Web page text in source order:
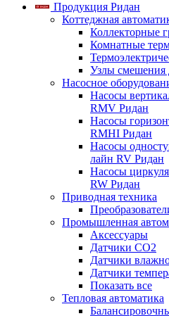
Продукция Ридан
Коттеджная
Коллекторные
Комнатные
Узлы смешения
Насосное
Насосы
RMV Ридан
Насосы
RMHI Ридан
Насосы
лайн RV Ридан
Насосы
RW Ридан
Приводная техника
Промышленная
Аксессуары
Датчики CO2
Датчики
Датчики
Показать все
Тепловая автоматика